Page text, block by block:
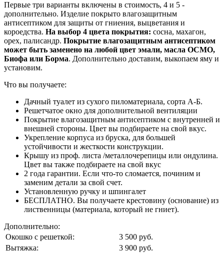
Первые три варианты включены в стоимость, 4 и 5 -
дополнительно. Изделие покрыто влагозащитным
антисептиком для защиты от гниения, выцветания и
короедства. На выбор 4 цвета покрытия: сосна, махагон,
орех, палисандр. Покрытие влагозащитным антисептиком
может быть заменено на любой цвет эмали, масла ОСМО,
Биофа или Борма. Дополнительно доставим, выкопаем яму и
установим.
Что вы получаете:
Дачный туалет из сухого пиломатериала, сорта А-Б.
Решетчатое окно для дополнительной вентиляции
Покрытие влагозащитным антисептиком с внутренней и
внешней стороны. Цвет вы подбираете на свой вкус.
Укрепление корпуса из бруска, для большей
устойчивости и жесткости конструкции.
Крышу из проф. листа /металлочерепицы или ондулина.
Цвет вы также подбираете на свой вкус
2 года гарантии. Если что-то сломается, починим и
заменим детали за свой счет.
Установленную ручку и шпингалет
БЕСПЛАТНО. Вы получаете крестовину (основание) из
лиственницы (материала, который не гниет).
Дополнительно:
Окошко с решеткой:
3 500 руб.
Вытяжка:
3 900 руб.